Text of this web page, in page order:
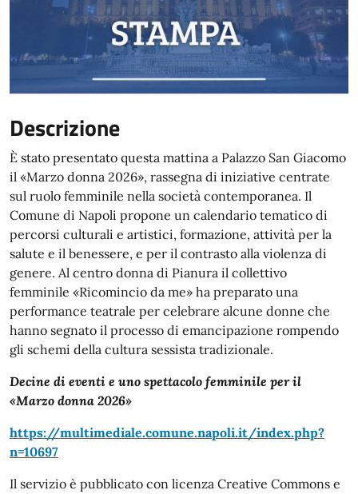
Descrizione
È stato presentato questa mattina a Palazzo San Giacomo
il «Marzo donna 2026», rassegna di iniziative centrate
sul ruolo femminile nella società contemporanea. Il
Comune di Napoli propone un calendario tematico di
percorsi culturali e artistici, formazione, attività per la
salute e il benessere, e per il contrasto alla violenza di
genere. Al centro donna di Pianura il collettivo
femminile «Ricomincio da me» ha preparato una
performance teatrale per celebrare alcune donne che
hanno segnato il processo di emancipazione rompendo
gli schemi della cultura sessista tradizionale.
Decine di eventi e uno spettacolo femminile per il
«Marzo donna 2026»
https://multimediale.comune.napoli.it/index.php?
n=10697
Il servizio è pubblicato con licenza Creative Commons e